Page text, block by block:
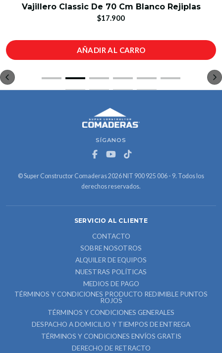
Vajillero Classic De 70 Cm Blanco Rejiplas
$17.900
AÑADIR AL CARRO
SÍGANOS
© Super Constructor Comaderas 2026 NIT 900 925 006 - 9. Todos los
derechos reservados.
SERVICIO AL CLIENTE
CONTACTO
SOBRE NOSOTROS
ALQUILER DE EQUIPOS
NUESTRAS POLÍTICAS
MEDIOS DE PAGO
TÉRMINOS Y CONDICIONES PRODUCTO REDIMIBLE PUNTOS
ROJOS
TÉRMINOS Y CONDICIONES GENERALES
DESPACHO A DOMICILIO Y TIEMPOS DE ENTREGA
TÉRMINOS Y CONDICIONES ENVÍOS GRATIS
DERECHO DE RETRACTO